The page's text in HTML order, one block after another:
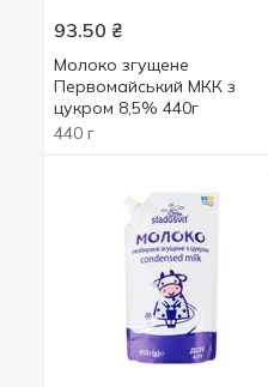
93.50 ₴
Молоко згущене
Первомайський МКК з
цукром 8,5% 440г
440 г